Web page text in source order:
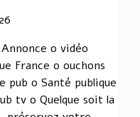
o vidéo
France o ouchons
pub o Santé publique
tv o Quelque soit la